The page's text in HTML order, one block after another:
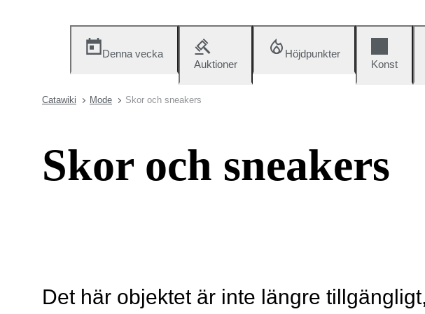
Denna vecka
Auktioner
Höjdpunkter
Konst
Catawiki Mode Skor och sneakers
Skor och sneakers
Det här objektet är inte längre